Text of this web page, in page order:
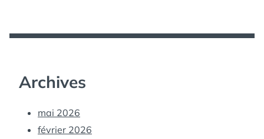
Archives
mai 2026
février 2026